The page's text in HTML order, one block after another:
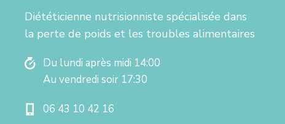
Diététicienne nutrisionniste spécialisée dans
la perte de poids et les troubles alimentaires
Du lundi après midi 14:00
Au vendredi soir 17:30
06 43 10 42 16